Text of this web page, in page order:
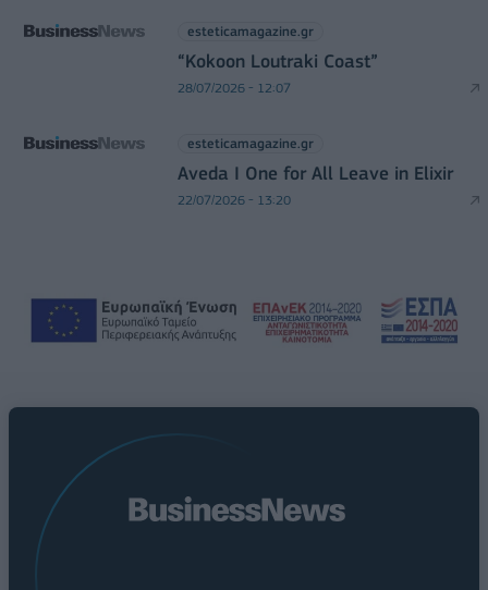
esteticamagazine.gr
“Kokoon Loutraki Coast”
28/07/2026 - 12:07
esteticamagazine.gr
Aveda I One for All Leave in Elixir
22/07/2026 - 13:20